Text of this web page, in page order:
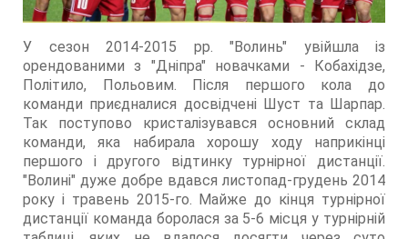
У сезон 2014-2015 рр. "Волинь" увійшла із
орендованими з "Дніпра" новачками - Кобахідзе,
Політило, Польовим. Після першого кола до
команди приєдналися досвідчені Шуст та Шарпар.
Так поступово кристалізувався основний склад
команди, яка набирала хорошу ходу наприкінці
першого і другого відтинку турнірної дистанції.
"Волині" дуже добре вдався листопад-грудень 2014
року і травень 2015-го. Майже до кінця турнірної
дистанції команда боролася за 5-6 місця у турнірній